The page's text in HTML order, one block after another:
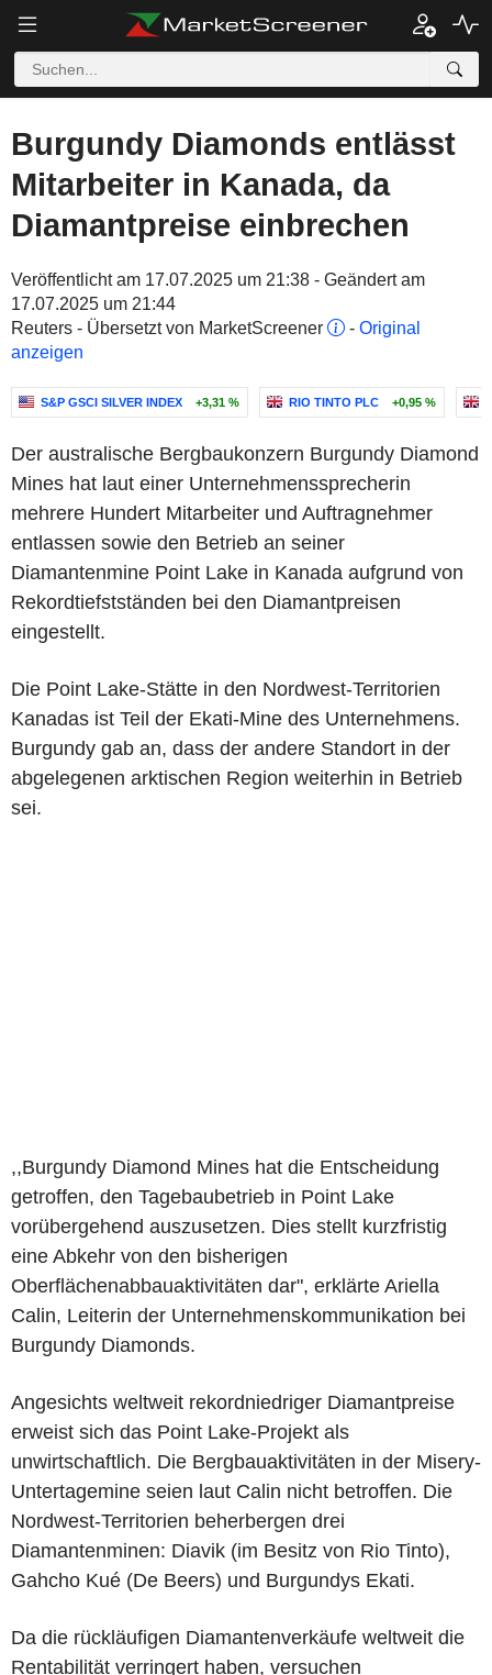
Burgundy Diamonds entlässt
Mitarbeiter in Kanada, da
Diamantpreise einbrechen
Veröffentlicht am 17.07.2025 um 21:38 - Geändert am
17.07.2025 um 21:44
Reuters - Übersetzt von MarketScreener
- Original
anzeigen
S&P GSCI SILVER INDEX +3,31 % RIO TINTO PLC +0,95 %
Der australische Bergbaukonzern Burgundy Diamond
Mines hat laut einer Unternehmenssprecherin
mehrere Hundert Mitarbeiter und Auftragnehmer
entlassen sowie den Betrieb an seiner
Diamantenmine Point Lake in Kanada aufgrund von
Rekordtiefstständen bei den Diamantpreisen
eingestellt.
Die Point Lake-Stätte in den Nordwest-Territorien
Kanadas ist Teil der Ekati-Mine des Unternehmens.
Burgundy gab an, dass der andere Standort in der
abgelegenen arktischen Region weiterhin in Betrieb
sei.
,,Burgundy Diamond Mines hat die Entscheidung
getroffen, den Tagebaubetrieb in Point Lake
vorübergehend auszusetzen. Dies stellt kurzfristig
eine Abkehr von den bisherigen
Oberflächenabbauaktivitäten dar", erklärte Ariella
Calin, Leiterin der Unternehmenskommunikation bei
Burgundy Diamonds.
Angesichts weltweit rekordniedriger Diamantpreise
erweist sich das Point Lake-Projekt als
unwirtschaftlich. Die Bergbauaktivitäten in der Misery-
Untertagemine seien laut Calin nicht betroffen. Die
Nordwest-Territorien beherbergen drei
Diamantenminen: Diavik (im Besitz von Rio Tinto),
Gahcho Kué (De Beers) und Burgundys Ekati.
Da die rückläufigen Diamantenverkäufe weltweit die
Rentabilität verringert haben, versuchen